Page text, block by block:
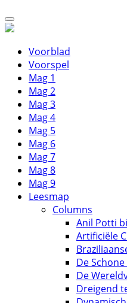
Voorblad
Voorspel
Mag 1
Mag 2
Mag 3
Mag 4
Mag 5
Mag 6
Mag 7
Mag 8
Mag 9
Leesmap
Columns
Anil Potti
Artificiële
De
De
Dreigend